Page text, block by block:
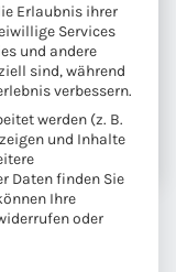
Erlaubnis ihrer
Services
und andere
sind, während
verbessern.
werden (z. B.
und Inhalte
Daten finden Sie
Ihre
oder
für die eine